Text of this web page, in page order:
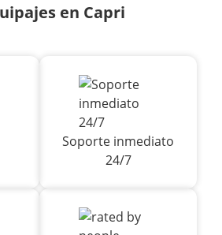
en Capri
Soporte inmediato
24/7